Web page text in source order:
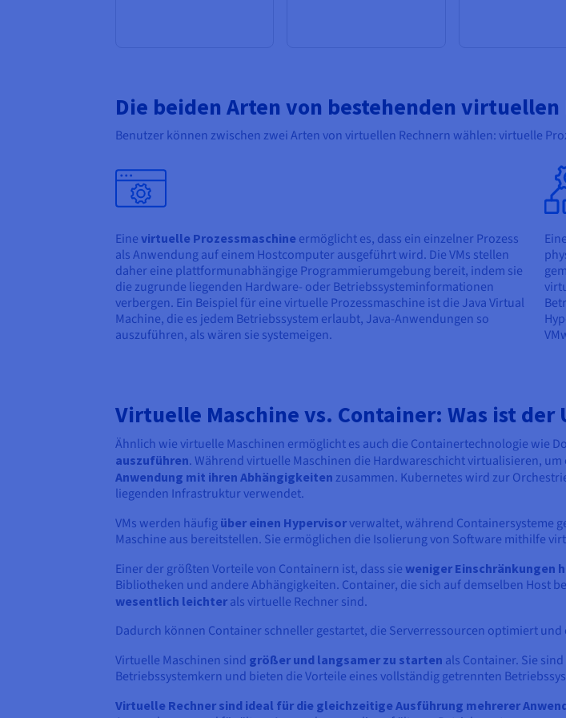
Die beiden Arten von bestehenden virtuellen
Benutzer können zwischen zwei Arten von virtuellen Rechnern wählen: virtuelle
Eine virtuelle Prozessmaschine ermöglicht es, dass ein einzelner Prozess
als Anwendung auf einem Hostcomputer ausgeführt wird. Die VMs stellen
daher eine plattformunabhängige Programmierumgebung bereit, indem sie
die zugrunde liegenden Hardware- oder Betriebssysteminformationen
verbergen. Ein Beispiel für eine virtuelle Prozessmaschine ist die Java Virtual
Machine, die es jedem Betriebssystem erlaubt, Java-Anwendungen so
auszuführen, als wären sie systemeigen.
Eine
Virtuelle Maschine vs. Container: Was ist der
Ähnlich wie virtuelle Maschinen ermöglicht es auch die Containertechnologie wie
auszuführen. Während virtuelle Maschinen die Hardwareschicht virtualisieren,
Anwendung mit ihren Abhängigkeiten zusammen. Kubernetes wird zur
liegenden Infrastruktur verwendet.
VMs werden häufig über einen Hypervisorverwaltet, während Containersysteme
Maschine aus bereitstellen. Sie ermöglichen die Isolierung von Software mithilfe
Einer der größten Vorteile von Containern ist, dass sie weniger Einschränkungen
Bibliotheken und andere Abhängigkeiten. Container, die sich auf demselben Host
wesentlich leichter als virtuelle Rechner sind.
Dadurch können Container schneller gestartet, die Serverressourcen optimiert
Virtuelle Maschinen sind größer und langsamer zu starten als Container. Sie
Betriebssystemkern und bieten die Vorteile eines vollständig getrennten
Virtuelle Rechner sind ideal für die gleichzeitige Ausführung mehrerer